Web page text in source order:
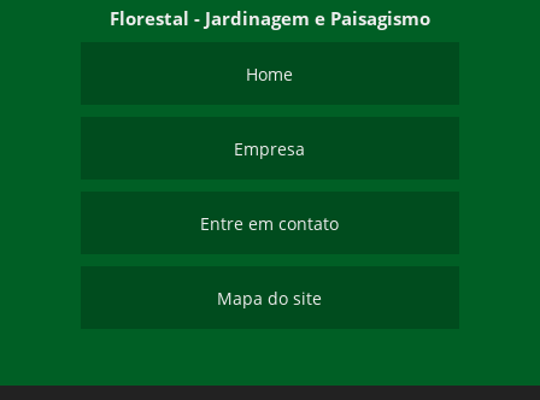
Florestal - Jardinagem e Paisagismo
Home
Empresa
Entre em contato
Mapa do site